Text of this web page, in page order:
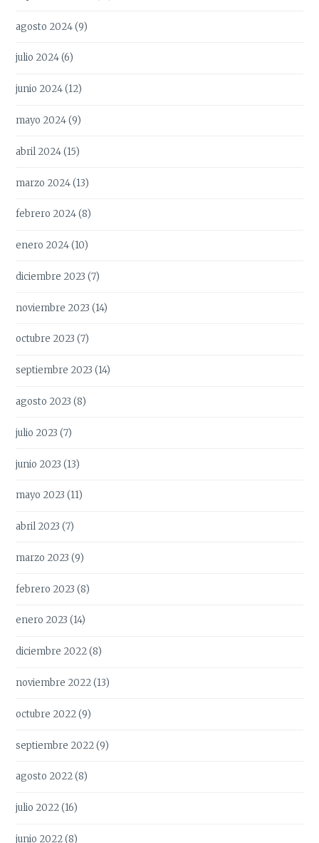
agosto 2024(9)
julio 2024(6)
junio 2024(12)
mayo 2024(9)
abril 2024(15)
marzo 2024(13)
febrero 2024(8)
enero 2024(10)
diciembre 2023 (7)
noviembre 2023 (14)
octubre 2023 (7)
septiembre 2023 (14)
agosto 2023 (8)
julio 2023 (7)
junio 2023 (13)
mayo 2023 (11)
abril 2023 (7)
marzo 2023 (9)
febrero 2023 (8)
enero 2023 (14)
diciembre 2022(8)
noviembre 2022(13)
octubre 2022(9)
septiembre 2022(9)
agosto 2022(8)
julio 2022(16)
junio 2022(8)